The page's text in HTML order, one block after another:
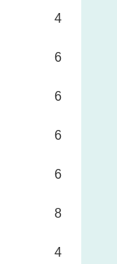
4
6
6
6
6
8
4